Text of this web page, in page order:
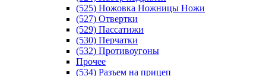
(525) Ножовка Ножницы Ножи
(527) Отвертки
(529) Пассатижи
(530) Перчатки
(532) Противоугоны
Прочее
(534) Разъем на прицеп